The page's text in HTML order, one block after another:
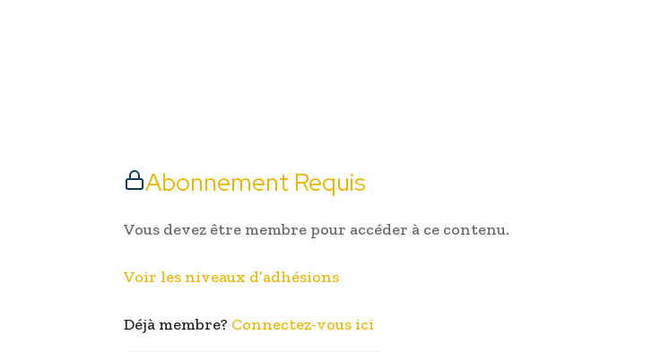
Abonnement Requis
Vous devez être membre pour accéder à ce contenu.
Voir les niveaux d’adhésions
Déjà membre? Connectez-vous ici